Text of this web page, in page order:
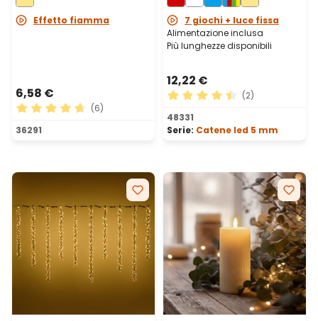
Effetto fiamma
6,58 €
Valutazione media di 4.67 su 5 stelle
(6)
36291
7 giochi + luce fissa
Alimentazione inclusa
Più lunghezze disponibili
12,22 €
Valutazione media di 4.5
(2)
48331
Serie: Catene led 5 mm